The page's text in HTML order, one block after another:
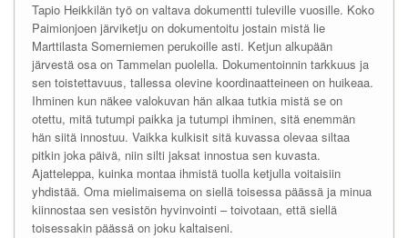
Tapio Heikkilän työ on valtava dokumentti tuleville vuosille. Koko
Paimionjoen järviketju on dokumentoitu jostain mistä lie
Marttilasta Somerniemen perukoille asti. Ketjun alkupään
järvestä osa on Tammelan puolella. Dokumentoinnin tarkkuus ja
sen toistettavuus, tallessa olevine koordinaatteineen on huikeaa.
Ihminen kun näkee valokuvan hän alkaa tutkia mistä se on
otettu, mitä tutumpi paikka ja tutumpi ihminen, sitä enemmän
hän siitä innostuu. Vaikka kulkisit sitä kuvassa olevaa siltaa
pitkin joka päivä, niin silti jaksat innostua sen kuvasta.
Ajatteleppa, kuinka montaa ihmistä tuolla ketjulla voitaisiin
yhdistää. Oma mielimaisema on siellä toisessa päässä ja minua
kiinnostaa sen vesistön hyvinvointi – toivotaan, että siellä
toisessakin päässä on joku kaltaiseni.